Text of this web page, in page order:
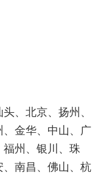
、北京、扬州、
、金华、中山、广
州、银川、珠
南昌、佛山、杭